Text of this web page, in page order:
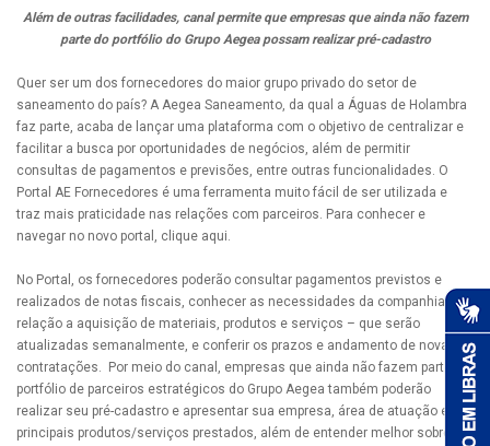
Além de outras facilidades, canal permite que empresas que ainda não fazem
parte do portfólio do Grupo Aegea possam realizar pré-cadastro
Quer ser um dos fornecedores do maior grupo privado do setor de
saneamento do país? A Aegea Saneamento, da qual a Águas de Holambra
faz parte, acaba de lançar uma plataforma com o objetivo de centralizar e
facilitar a busca por oportunidades de negócios, além de permitir
consultas de pagamentos e previsões, entre outras funcionalidades. O
Portal AE Fornecedores é uma ferramenta muito fácil de ser utilizada e
traz mais praticidade nas relações com parceiros. Para conhecer e
navegar no novo portal, clique aqui.
No Portal, os fornecedores poderão consultar pagamentos previstos e
realizados de notas fiscais, conhecer as necessidades da companhia em
relação a aquisição de materiais, produtos e serviços – que serão
atualizadas semanalmente, e conferir os prazos e andamento de novas
contratações. Por meio do canal, empresas que ainda não fazem parte do
portfólio de parceiros estratégicos do Grupo Aegea também poderão
realizar seu pré-cadastro e apresentar sua empresa, área de atuação e
principais produtos/serviços prestados, além de entender melhor sobre os